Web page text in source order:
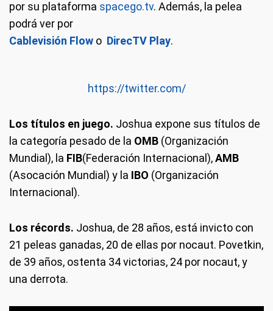
por su plataforma spacego.tv. Además, la pelea
podrá ver por
Cablevisión Flow o DirecTV Play.
https://twitter.com/
Los títulos en juego. Joshua expone sus títulos de
la categoría pesado de la OMB (Organización
Mundial), la FIB(Federación Internacional),AMB
(Asocación Mundial) y la IBO (Organización
Internacional).
Los récords. Joshua, de 28 años, está invicto con
21 peleas ganadas, 20 de ellas por nocaut. Povetkin,
de 39 años, ostenta 34 victorias, 24 por nocaut, y
una derrota.